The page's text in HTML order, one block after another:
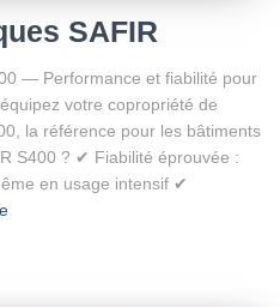
SAFIR
— Performance et fiabilité pour
votre copropriété de
la référence pour les bâtiments
S400 ? ✔ Fiabilité éprouvée :
en usage intensif ✔